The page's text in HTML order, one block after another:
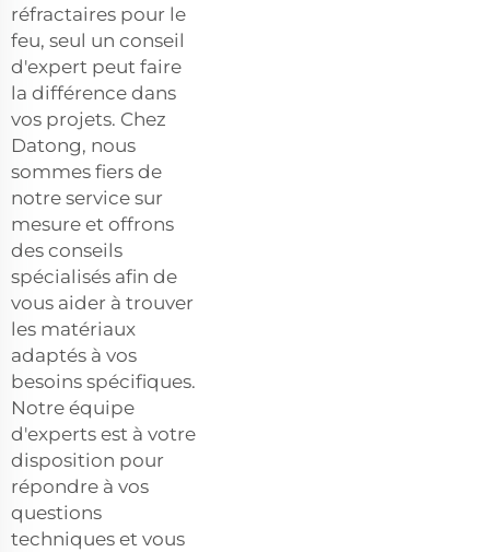
réfractaires pour le
feu, seul un conseil
d'expert peut faire
la différence dans
vos projets. Chez
Datong, nous
sommes fiers de
notre service sur
mesure et offrons
des conseils
spécialisés afin de
vous aider à trouver
les matériaux
adaptés à vos
besoins spécifiques.
Notre équipe
d'experts est à votre
disposition pour
répondre à vos
questions
techniques et vous